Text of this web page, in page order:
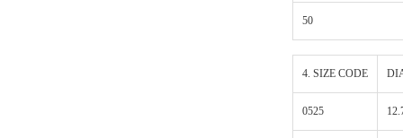
50
4. SIZE CODE
0525